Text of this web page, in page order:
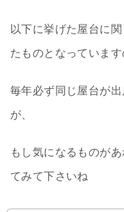
以下に挙げた屋台に
たものとなっています
毎年必ず同じ屋台が
が、
もし気になるものが
てみて下さいね